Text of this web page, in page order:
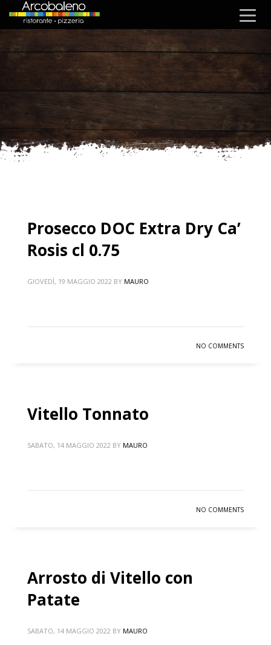
Prosecco DOC Extra Dry Ca’
Rosis cl 0.75
GIOVEDÌ, 19 MAGGIO 2022 BY MAURO
NO COMMENTS
Vitello Tonnato
SABATO, 14 MAGGIO 2022 BY MAURO
NO COMMENTS
Arrosto di Vitello con
Patate
SABATO, 14 MAGGIO 2022 BY MAURO